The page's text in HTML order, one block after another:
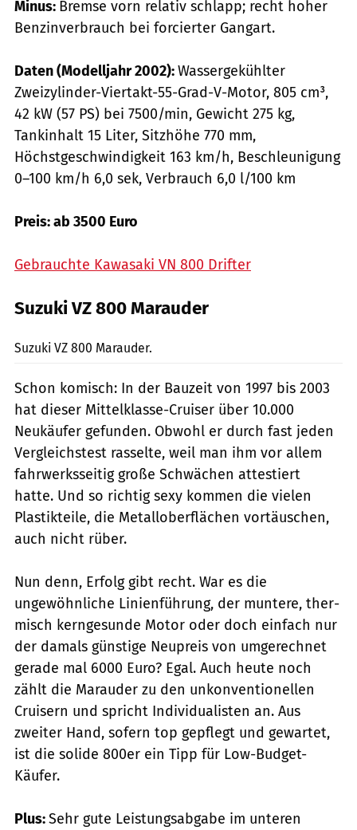
Minus: Bremse vorn relativ schlapp; recht hoher
Benzinverbrauch bei forcierter Gangart.
Daten (Modelljahr 2002):Wassergekühlter
Zweizylinder-Viertakt-55-Grad-V-Motor, 805 cm³,
42 kW (57 PS) bei 7500/min, Gewicht 275 kg,
Tankinhalt 15 Liter, Sitzhöhe 770 mm,
Höchstgeschwindigkeit 163 km/h, Beschleunigung
0–100 km/h 6,0 sek, Verbrauch 6,0 l/100 km
Preis: ab 3500 Euro
Gebrauchte Kawasaki VN 800 Drifter
Suzuki VZ 800 Marauder
Suzuki VZ 800 Marauder.
Schon komisch: In der Bauzeit von 1997 bis 2003
hat dieser Mittelklasse-Cruiser über 10.000
Neukäufer gefunden. Obwohl er durch fast jeden
Vergleichstest rasselte, weil man ihm vor allem
fahrwerksseitig große Schwächen attestiert
hatte. Und so richtig sexy kommen die vielen
Plastikteile, die Metalloberflächen vortäuschen,
auch nicht rüber.
Nun denn, Erfolg gibt recht. War es die
ungewöhnliche Linienführung, der muntere, ther­
misch kerngesunde Motor oder doch einfach nur
der damals günstige Neupreis von umgerechnet
gerade mal 6000 Euro? Egal. Auch heute noch
zählt die Marauder zu den unkonventionellen
Cruisern und spricht Individualis­ten an. Aus
zweiter Hand, sofern top gepflegt und gewartet,
ist die solide 800er ein Tipp für Low-Budget-
Käufer.
Plus:Sehr gute Leistungsabgabe im unteren